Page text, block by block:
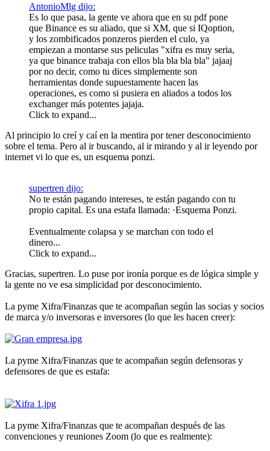
AntonioMlg dijo:
Es lo que pasa, la gente ve ahora que en su pdf pone
que Binance es su aliado, que si XM, que si IQoption,
y los zombificados ponzeros pierden el culo, ya
empiezan a montarse sus peliculas "xifra es muy seria,
ya que binance trabaja con ellos bla bla bla bla" jajaaj
por no decir, como tu dices simplemente son
herramientas donde supuestamente hacen las
operaciones, es como si pusiera en aliados a todos los
exchanger más potentes jajaja.
Click to expand...
Al principio lo creí y caí en la mentira por tener desconocimiento
sobre el tema. Pero al ir buscando, al ir mirando y al ir leyendo por
internet vi lo que es, un esquema ponzi.
supertren dijo:
No te están pagando intereses, te están pagando con tu
propio capital. Es una estafa llamada: ·Esquema Ponzi.
Eventualmente colapsa y se marchan con todo el
dinero...
Click to expand...
Gracias, supertren. Lo puse por ironía porque es de lógica simple y
la gente no ve esa simplicidad por desconocimiento.
La pyme Xifra/Finanzas que te acompañan según las socias y socios
de marca y/o inversoras e inversores (lo que les hacen creer):
La pyme Xifra/Finanzas que te acompañan según defensoras y
defensores de que es estafa:
La pyme Xifra/Finanzas que te acompañan después de las
convenciones y reuniones Zoom (lo que es realmente):